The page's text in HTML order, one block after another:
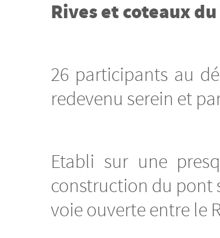
Rives et coteaux
26 participants au
redevenu serein et
Etabli sur une
construction du pont
voie ouverte entre le